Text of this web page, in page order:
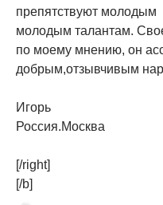
препятствуют молодым
молодым талантам.
по моему мнению, он
добрым,отзывчивым
Игорь
Россия.Москва
[/right]
[/b]